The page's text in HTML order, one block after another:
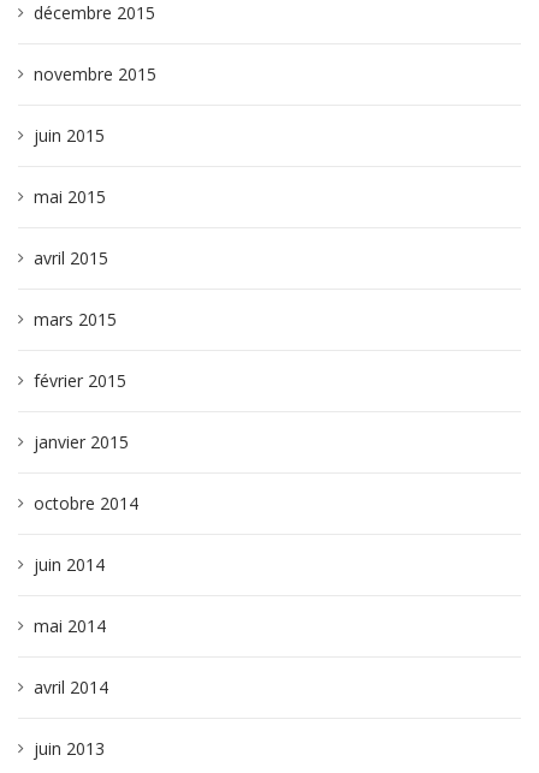
décembre 2015
novembre 2015
juin 2015
mai 2015
avril 2015
mars 2015
février 2015
janvier 2015
octobre 2014
juin 2014
mai 2014
avril 2014
juin 2013